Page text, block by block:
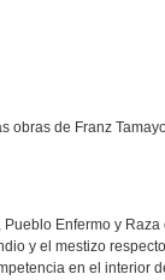
obras de Franz
Enfermo y
y el mestizo
en el interior